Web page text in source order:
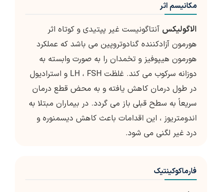
مکانیسم اثر
الاگولیکس آنتاگونیست غیر پپتیدی و کوتاه اثر
هورمون آزادکننده گنادوتروپین می باشد که عملکرد
هورمون هیپوفیز و تخمدان را به صورت وابسته به
دوزانه سرکوب می کند. غلظت LH ، FSH و استرادیول
در طول درمان کاهش یافته و به محض قطع درمان
سریعاً به سطح قبلی باز می گردد. در بیماران مبتلا به
اندومتریوز ، این اقدامات باعث کاهش دیسمنوره و
درد غیر لگنی می شود.
فارماکوکینتیک